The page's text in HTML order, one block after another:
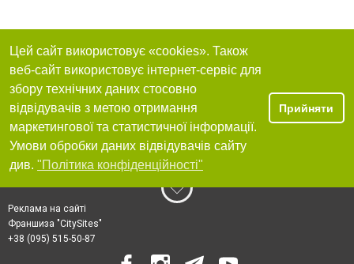
Цей сайт використовує «cookies». Також
веб-сайт використовує інтернет-сервіс для
збору технічних даних стосовно
відвідувачів з метою отримання
маркетингової та статистичної інформації.
Умови обробки даних відвідувачів сайту
див. "Політика конфіденційності"
Прийняти
Реклама на сайті
Франшиза "CitySites"
+38 (095) 515-50-87